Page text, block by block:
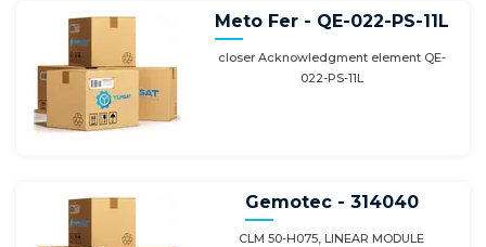
Meto Fer - QE-022-PS-11L
closer Acknowledgment element QE-
022-PS-11L
Gemotec - 314040
CLM 50-H075, LINEAR MODULE